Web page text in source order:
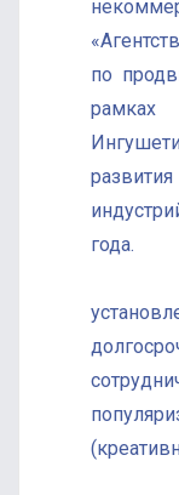
по
рамках
года.